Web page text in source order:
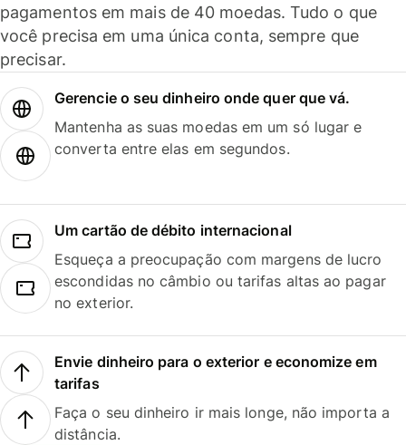
pagamentos em mais de 40 moedas. Tudo o que
você precisa em uma única conta, sempre que
precisar.
Gerencie o seu dinheiro onde quer que vá.
Mantenha as suas moedas em um só lugar e
converta entre elas em segundos.
Um cartão de débito internacional
Esqueça a preocupação com margens de lucro
escondidas no câmbio ou tarifas altas ao pagar
no exterior.
Envie dinheiro para o exterior e economize em
tarifas
Faça o seu dinheiro ir mais longe, não importa a
distância.